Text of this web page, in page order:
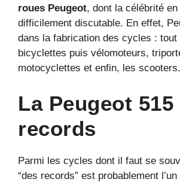
roues Peugeot, dont la célébrité
difficilement discutable. En effet,
dans la fabrication des cycles : tout
bicyclettes puis vélomoteurs,
motocyclettes et enfin, les scooters.
La Peugeot 515
records
Parmi les cycles dont il faut se
“des records” est probablement